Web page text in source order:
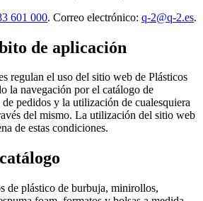
601 000. Correo electrónico: q-2@q-2.es.
de aplicación
regulan el uso del sitio web de Plásticos
la navegación por el catálogo de
pedidos y la utilización de cualesquiera
del mismo. La utilización del sitio web
de estas condiciones.
de plástico de burbuja, minirollos,